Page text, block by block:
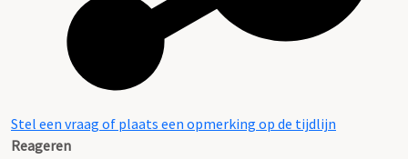
Stel een vraag of plaats een opmerking op de tijdlijn
Reageren